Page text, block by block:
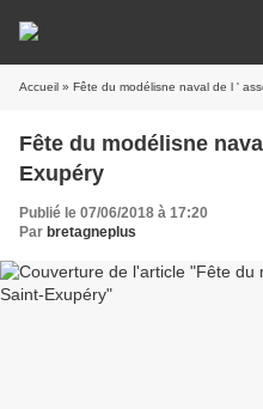
Accueil » Fête du modélisne naval de l '
Fête du modélisne
Exupéry
Publié le 07/06/2018 à 17:20
Par bretagneplus